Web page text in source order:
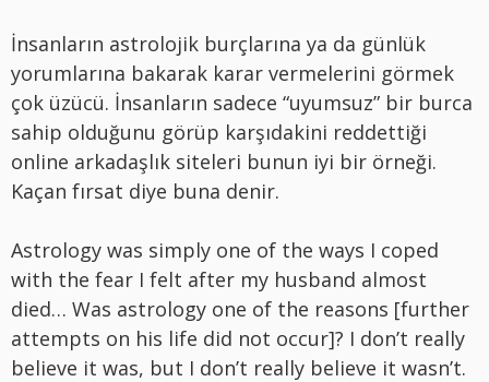
İnsanların astrolojik burçlarına ya da günlük
yorumlarına bakarak karar vermelerini görmek
çok üzücü. İnsanların sadece “uyumsuz” bir burca
sahip olduğunu görüp karşıdakini reddettiği
online arkadaşlık siteleri bunun iyi bir örneği.
Kaçan fırsat diye buna denir.
Astrology was simply one of the ways I coped
with the fear I felt after my husband almost
died… Was astrology one of the reasons [further
attempts on his life did not occur]? I don’t really
believe it was, but I don’t really believe it wasn’t.